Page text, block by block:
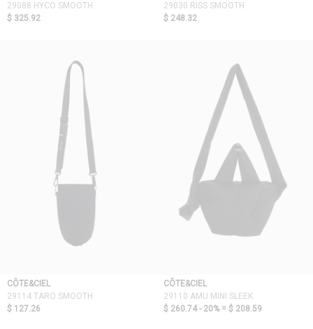
29088 HYCO SMOOTH
$ 325.92
29030 RISS SMOOTH
$ 248.32
CÔTE&CIEL
29114 TARO SMOOTH
$ 127.26
CÔTE&CIEL
29110 AMU MINI SLEEK
$ 260.74 - 20% = $ 208.59